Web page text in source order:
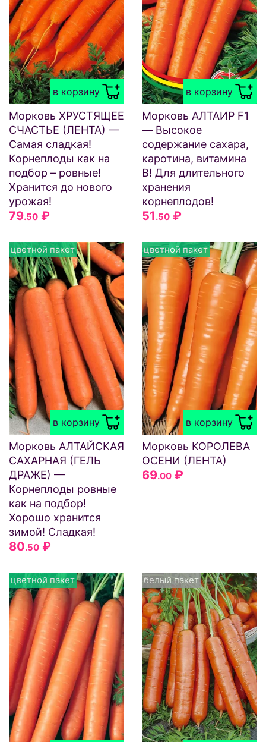
в корзину
Морковь ХРУСТЯЩЕЕ
СЧАСТЬЕ (ЛЕНТА) —
Самая сладкая!
Корнеплоды как на
подбор – ровные!
Хранится до нового
урожая!
79.50 ₽
в корзину
Морковь АЛТАИР F1
— Высокое
содержание сахара,
каротина, витамина
В! Для длительного
хранения
корнеплодов!
51.50 ₽
в корзину
цветной пакет
Морковь АЛТАЙСКАЯ
САХАРНАЯ (ГЕЛЬ
ДРАЖЕ) —
Корнеплоды ровные
как на подбор!
Хорошо хранится
зимой! Сладкая!
80.50 ₽
в корзину
цветной пакет
Морковь КОРОЛЕВА
ОСЕНИ (ЛЕНТА)
69.00 ₽
цветной пакет белый пакет